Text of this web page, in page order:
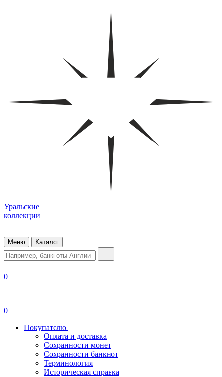
Уральские
коллекции
Меню Каталог
0
0
Покупателю
Оплата и доставка
Сохранности монет
Сохранности банкнот
Терминология
Историческая справка